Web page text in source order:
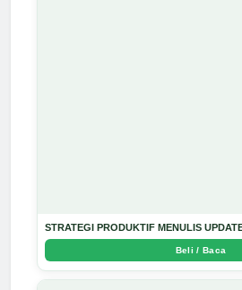
STRATEGI PRODUKTIF MENULIS
Beli / Baca